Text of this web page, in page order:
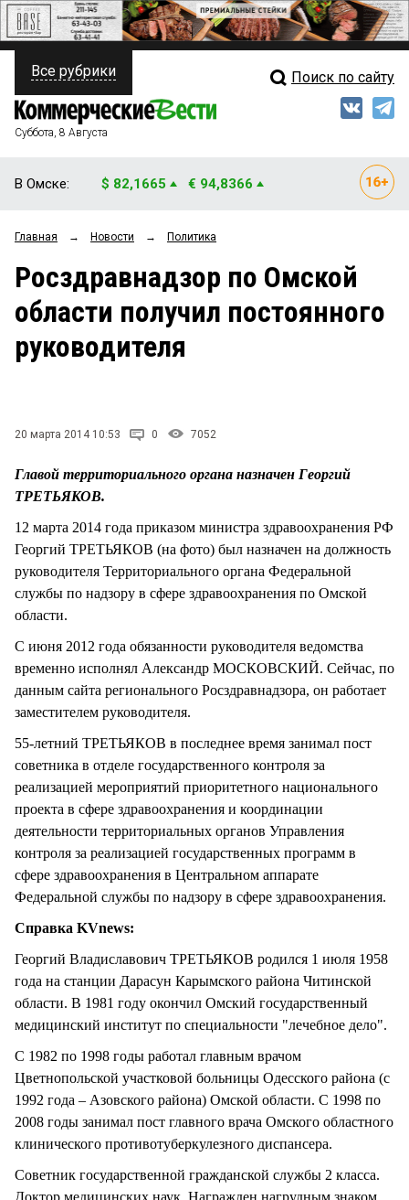
ПОЛИТИКА
ФИНАНСЫ
ОБЩЕСТВО
ЗАКОН
Свежий выпуск
Рейтинги
Блоги
Все рубрики Поиск по сайту
Суббота, 8 Августа
В Омске: $ 82,1665 € 94,8366
Главная → Новости → Политика
Росздравнадзор по Омской
области получил постоянного
руководителя
20 марта 2014 10:53 0 7052
Главой территориального органа назначен Георгий
ТРЕТЬЯКОВ.
12 марта 2014 года приказом министра здравоохранения РФ
Георгий ТРЕТЬЯКОВ (на фото) был назначен на должность
руководителя Территориального органа Федеральной
службы по надзору в сфере здравоохранения по Омской
области.
С июня 2012 года обязанности руководителя ведомства
временно исполнял Александр МОСКОВСКИЙ. Сейчас, по
данным сайта регионального Росздравнадзора, он работает
заместителем руководителя.
55-летний ТРЕТЬЯКОВ в последнее время занимал пост
советника в отделе государственного контроля за
реализацией мероприятий приоритетного национального
проекта в сфере здравоохранения и координации
деятельности территориальных органов Управления
контроля за реализацией государственных программ в
сфере здравоохранения в Центральном аппарате
Федеральной службы по надзору в сфере здравоохранения.
Справка KVnews:
Георгий Владиславович ТРЕТЬЯКОВ родился 1 июля 1958
года на станции Дарасун Карымского района Читинской
области. В 1981 году окончил Омский государственный
медицинский институт по специальности "лечебное дело".
С 1982 по 1998 годы работал главным врачом
Цветнопольской участковой больницы Одесского района (с
1992 года – Азовского района) Омской области. С 1998 по
2008 годы занимал пост главного врача Омского областного
клинического противотуберкулезного диспансера.
Советник государственной гражданской службы 2 класса.